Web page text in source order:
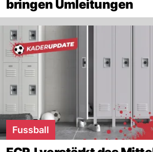
bringen Umleitungen
Fussball